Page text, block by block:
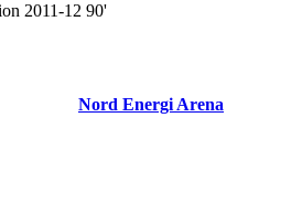
2011-12 90'
Nord Energi Arena